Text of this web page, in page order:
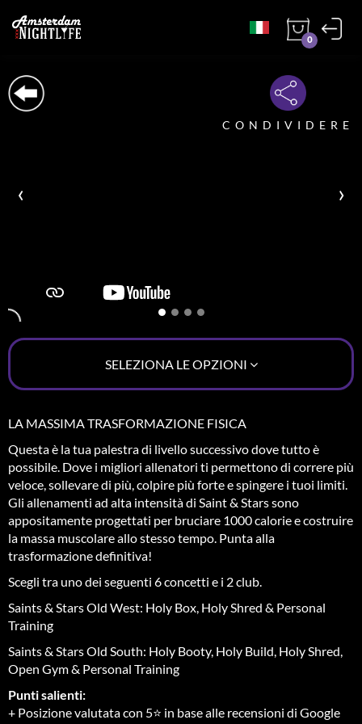
0
CONDIVIDERE
LA MASSIMA TRASFORMAZIONE FISICA
Questa è la tua palestra di livello successivo dove tutto è
possibile. Dove i migliori allenatori ti permettono di correre più
veloce, sollevare di più, colpire più forte e spingere i tuoi limiti.
Gli allenamenti ad alta intensità di Saint & Stars sono
appositamente progettati per bruciare 1000 calorie e costruire
la massa muscolare allo stesso tempo. Punta alla
trasformazione definitiva!
Scegli tra uno dei seguenti 6 concetti e i 2 club.
Saints & Stars Old West: Holy Box, Holy Shred & Personal
Training
Saints & Stars Old South: Holy Booty, Holy Build, Holy Shred,
Open Gym & Personal Training
Punti salienti:
+ Posizione valutata con 5⭐ in base alle recensioni di Google
‹ ›
SELEZIONA LE OPZIONI